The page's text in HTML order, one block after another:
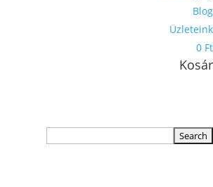
Blog
Üzleteink
0 Ft
Kosár